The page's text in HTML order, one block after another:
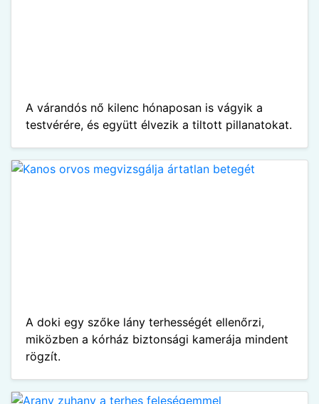
A várandós nő kilenc hónaposan is vágyik a
testvérére, és együtt élvezik a tiltott pillanatokat.
A doki egy szőke lány terhességét ellenőrzi,
miközben a kórház biztonsági kamerája mindent
rögzít.